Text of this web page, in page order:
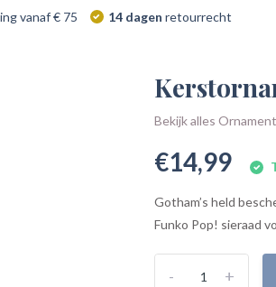
vanaf € 75 14 dagen retourrecht
Bekijk alles
€14,99
Gotham’s held
Funko Pop! sieraad
+
-